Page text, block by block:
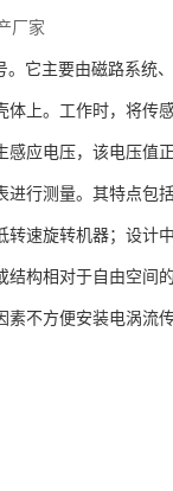
厂家
它主要由磁路系统
上。工作时，将传
应电压，该电压值
行测量。其特点包
转速旋转机器；设计
构相对于自由空间
不方便安装电涡流传